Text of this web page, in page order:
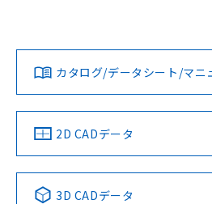
ダウンロードデータをご利用いただ
みください。
ソフトウェアの使用条件
対応済み
中国 RoHS 注意事項・凡例
LR型式承認
（イギリス
船舶規格）
DNV型式承認
（ノルウェー
No No
カタログ/データシート/マニ
2D CADデータ
3D CADデータ
指します。
また、RoHS指令のフタル
物質の対応では、対応完了
荷製品に未対応品が混在す
欄に対応日を記載しており
既に当社にて対応品への
していることから、特段の
り、2022年1月12日より割
す。